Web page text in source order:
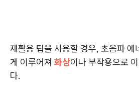
재활용 팁을 사용할 경우, 초음파 에
게 이루어져 화상이나 부작용으로
다.